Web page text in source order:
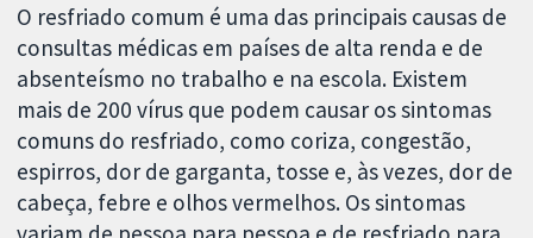
O resfriado comum é uma das principais causas de
consultas médicas em países de alta renda e de
absenteísmo no trabalho e na escola. Existem
mais de 200 vírus que podem causar os sintomas
comuns do resfriado, como coriza, congestão,
espirros, dor de garganta, tosse e, às vezes, dor de
cabeça, febre e olhos vermelhos. Os sintomas